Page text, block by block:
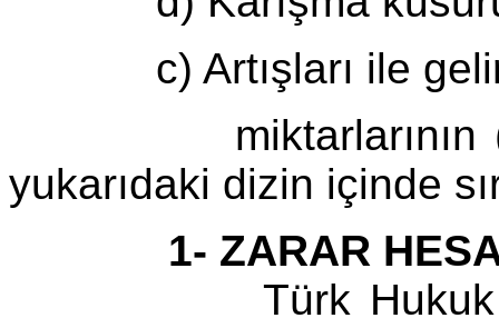
c) Artışları ile
miktarlarının
yukarıdaki dizin içinde
1- ZARAR
Türk Hukuk